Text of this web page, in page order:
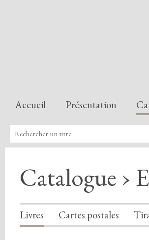
Accueil Présentation
Catalogue ›
Livres Cartes postales